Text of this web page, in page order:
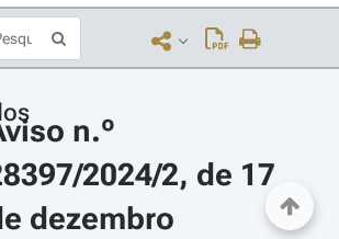
n.º
2024/2, de 17
dezembro